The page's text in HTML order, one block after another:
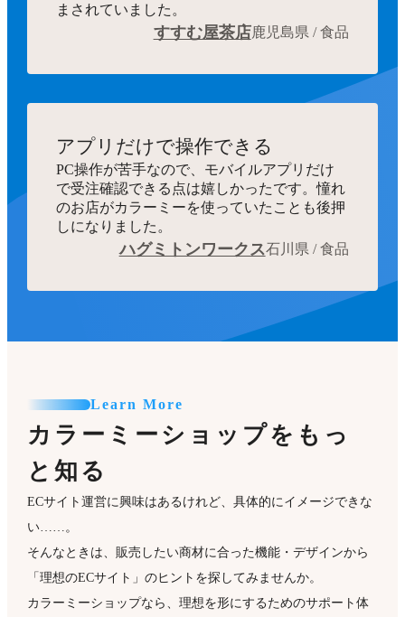
まされていました。
すすむ屋茶店鹿児島県 / 食品
アプリだけで操作できる
PC操作が苦手なので、モバイルアプリだけ
で受注確認できる点は嬉しかったです。憧れ
のお店がカラーミーを使っていたことも後押
しになりました。
ハグミトンワークス石川県 / 食品
Learn More
カラーミーショップをもっ
と知る
ECサイト運営に興味はあるけれど、具体的にイメージできな
い……。
そんなときは、販売したい商材に合った機能・デザインから
「理想のECサイト」のヒントを探してみませんか。
カラーミーショップなら、理想を形にするためのサポート体